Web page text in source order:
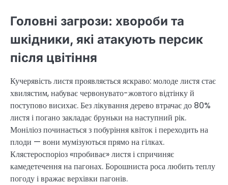
Головні загрози: хвороби та
шкідники, які атакують персик
після цвітіння
Кучерявість листя проявляється яскраво: молоде листя стає
хвилястим, набуває червонувато-жовтого відтінку й
поступово висихає. Без лікування дерево втрачає до 80%
листя і погано закладає бруньки на наступний рік.
Моніліоз починається з побуріння квіток і переходить на
плоди — вони мумізуються прямо на гілках.
Клястероспоріоз «пробиває» листя і спричиняє
камедетечення на пагонах. Борошниста роса любить теплу
погоду і вражає верхівки пагонів.